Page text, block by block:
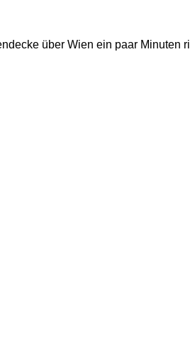
über Wien ein paar Minuten